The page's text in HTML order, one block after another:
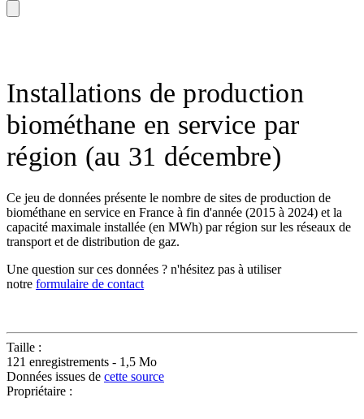
Installations de production
biométhane en service par
région (au 31 décembre)
Ce jeu de données présente le nombre de sites de production de
biométhane en service en France à fin d'année (2015 à 2024) et la
capacité maximale installée (en MWh) par région sur les réseaux de
transport et de distribution de gaz.
Une question sur ces données ? n'hésitez pas à utiliser
notre formulaire de contact
Taille :
121 enregistrements - 1,5 Mo
Données issues de cette source
Propriétaire :